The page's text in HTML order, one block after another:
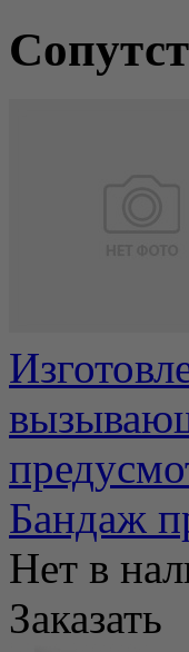
Бандаж
Нет в
Заказать